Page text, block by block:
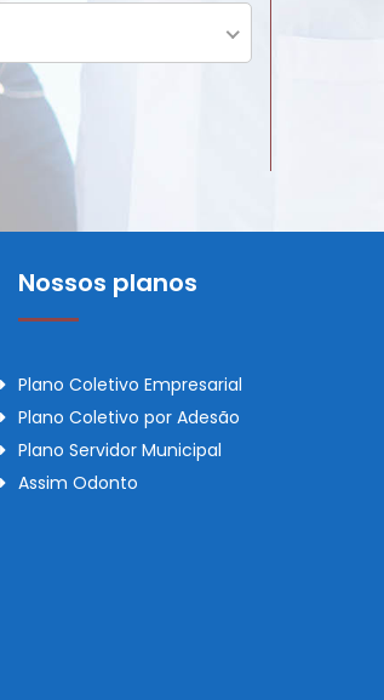
Nossos planos
Plano Coletivo Empresarial
Plano Coletivo por Adesão
Plano Servidor Municipal
Assim Odonto